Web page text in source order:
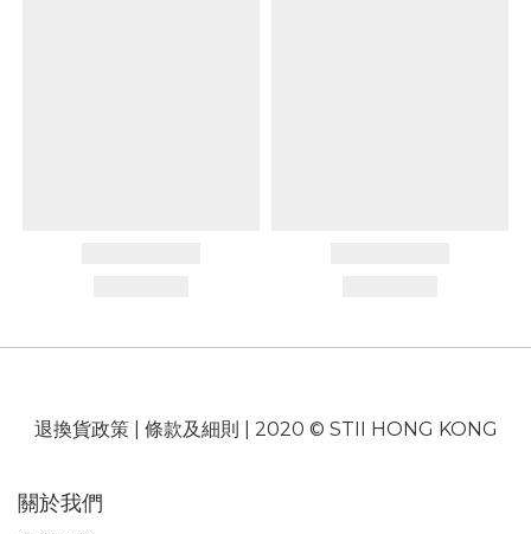
退換貨政策| 條款及細則 | 2020 © STII HONG KONG
關於我們